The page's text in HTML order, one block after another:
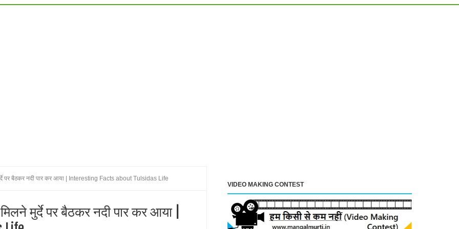
पर बैठकर नदी पार कर आया | Interesting Facts about Tulsidas Life
मुर्दे पर बैठकर नदी पार कर आया |
VIDEO MAKING CONTEST